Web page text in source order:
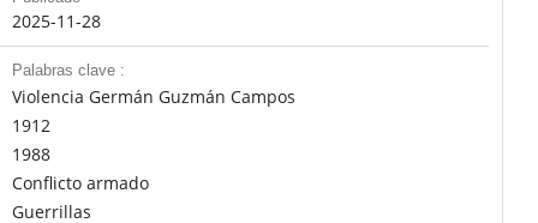
2025-11-28
Palabras clave :
Violencia Germán Guzmán Campos
1912
1988
Conflicto armado
Guerrillas